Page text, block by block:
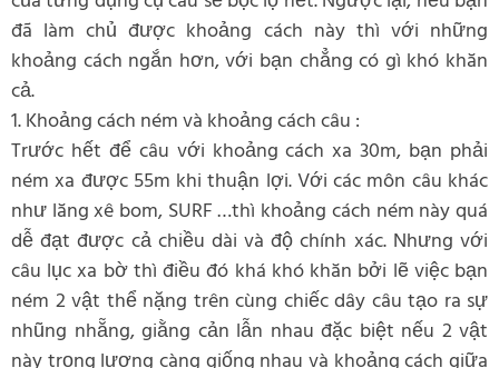
đã làm chủ được khoảng cách này thì với những
khoảng cách ngắn hơn, với bạn chẳng có gì khó khăn
cả.
1. Khoảng cách ném và khoảng cách câu :
Trước hết để câu với khoảng cách xa 30m, bạn phải
ném xa được 55m khi thuận lợi. Với các môn câu khác
như lăng xê bom, SURF …thì khoảng cách ném này quá
dễ đạt được cả chiều dài và độ chính xác. Nhưng với
câu lục xa bờ thì điều đó khá khó khăn bởi lẽ việc bạn
ném 2 vật thể nặng trên cùng chiếc dây câu tạo ra sự
nhũng nhẵng, giằng cản lẫn nhau đặc biệt nếu 2 vật